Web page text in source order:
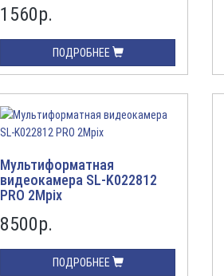
1560р.
ПОДРОБНЕЕ
Мультиформатная
видеокамера SL-K022812
PRO 2Mpix
8500р.
ПОДРОБНЕЕ